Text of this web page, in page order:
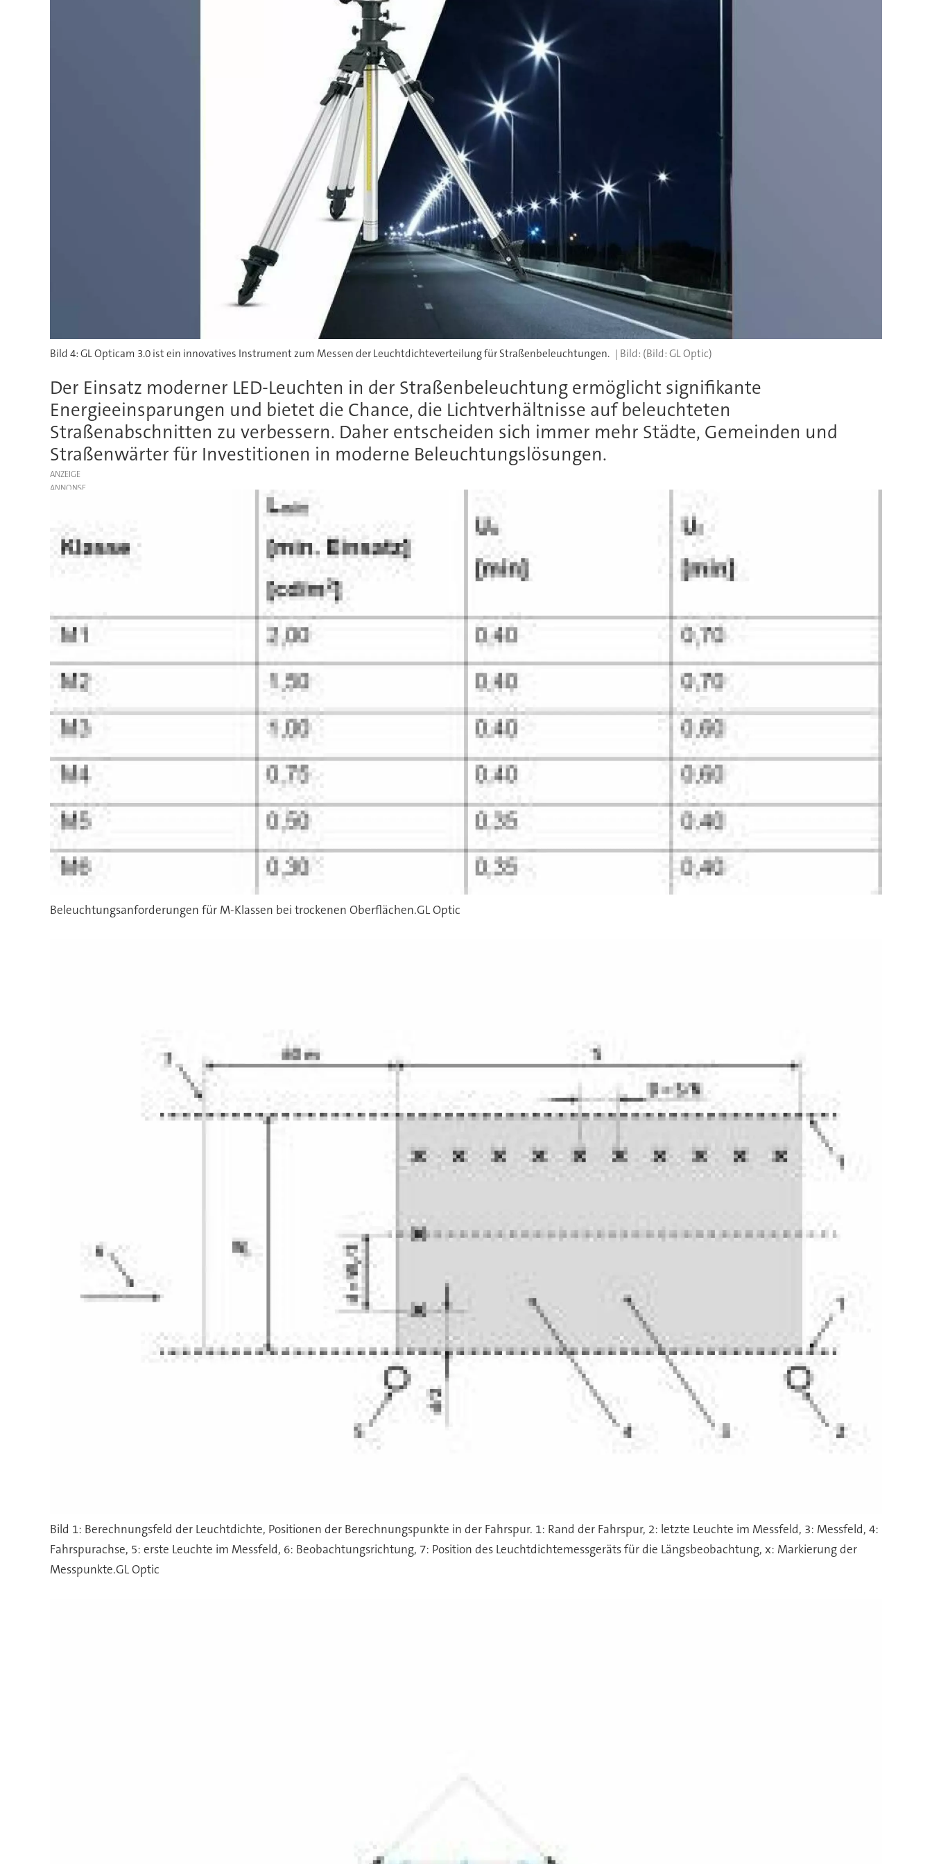
Bild 4: GL Opticam 3.0 ist ein innovatives Instrument zum Messen der Leuchtdichteverteilung für Straßenbeleuchtungen. (Bild: GL Optic)
Der Einsatz moderner LED-Leuchten in der Straßenbeleuchtung ermöglicht signifikante
Energieeinsparungen und bietet die Chance, die Lichtverhältnisse auf beleuchteten
Straßenabschnitten zu verbessern. Daher entscheiden sich immer mehr Städte, Gemeinden und
Straßenwärter für Investitionen in moderne Beleuchtungslösungen.
ANZEIGE
Beleuchtungsanforderungen für M-Klassen bei trockenen Oberflächen.GL Optic
Bild 1: Berechnungsfeld der Leuchtdichte, Positionen der Berechnungspunkte in der Fahrspur. 1: Rand der Fahrspur, 2: letzte Leuchte im Messfeld, 3: Messfeld, 4:
Fahrspurachse, 5: erste Leuchte im Messfeld, 6: Beobachtungsrichtung, 7: Position des Leuchtdichtemessgeräts für die Längsbeobachtung, x: Markierung der
Messpunkte.GL Optic